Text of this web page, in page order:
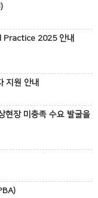
2025 안내
지원 안내
현장 미충족 수요 발굴을